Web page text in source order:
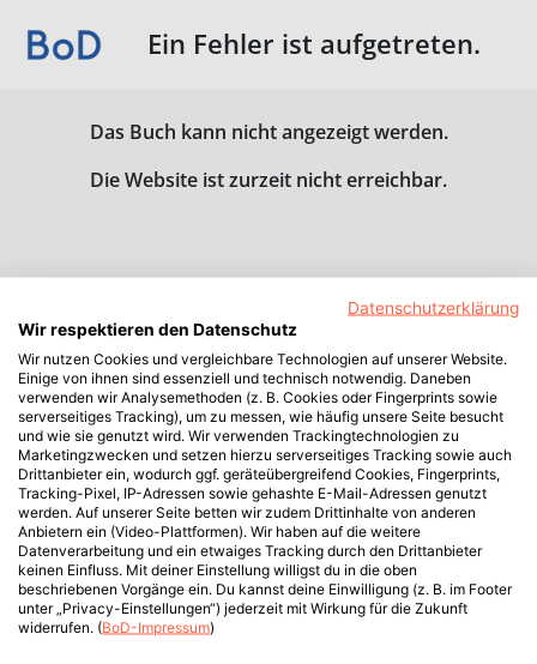
Ein Fehler ist aufgetreten.
Das Buch kann nicht angezeigt werden.
Die Website ist zurzeit nicht erreichbar.
Datenschutzerklärung
Wir respektieren den Datenschutz
Wir nutzen Cookies und vergleichbare Technologien auf unserer Website.
Einige von ihnen sind essenziell und technisch notwendig. Daneben
verwenden wir Analysemethoden (z. B. Cookies oder Fingerprints sowie
serverseitiges Tracking), um zu messen, wie häufig unsere Seite besucht
und wie sie genutzt wird. Wir verwenden Trackingtechnologien zu
Marketingzwecken und setzen hierzu serverseitiges Tracking sowie auch
Drittanbieter ein, wodurch ggf. geräteübergreifend Cookies, Fingerprints,
Tracking-Pixel, IP-Adressen sowie gehashte E-Mail-Adressen genutzt
werden. Auf unserer Seite betten wir zudem Drittinhalte von anderen
Anbietern ein (Video-Plattformen). Wir haben auf die weitere
Datenverarbeitung und ein etwaiges Tracking durch den Drittanbieter
keinen Einfluss. Mit deiner Einstellung willigst du in die oben
beschriebenen Vorgänge ein. Du kannst deine Einwilligung (z. B. im Footer
unter „Privacy-Einstellungen“) jederzeit mit Wirkung für die Zukunft
widerrufen. (BoD-Impressum)